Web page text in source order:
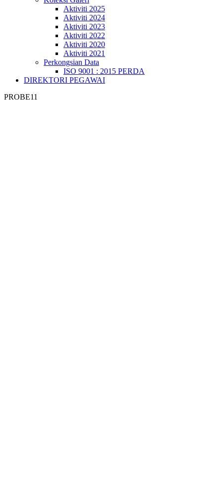
Aktiviti 2025
Aktiviti 2024
Aktiviti 2023
Aktiviti 2022
Aktiviti 2020
Aktiviti 2021
Perkongsian Data
ISO 9001 : 2015 PERDA
DIREKTORI PEGAWAI